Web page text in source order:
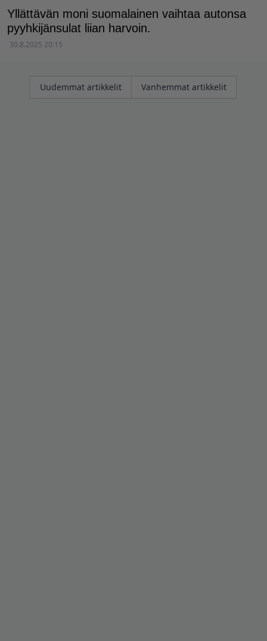
Yllättävän moni suomalainen vaihtaa autonsa
pyyhkijänsulat liian harvoin.
30.8.2025 20:15
Artikkelien
Uudemmat artikkelit Vanhemmat artikkelit